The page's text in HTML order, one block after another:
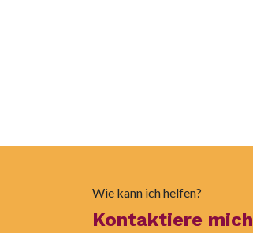
Wie kann ich helfen?
Kontaktiere mich